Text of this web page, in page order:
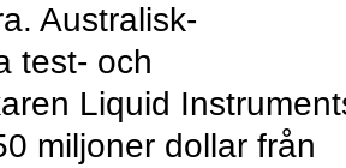
Australisk-
test- och
Liquid
miljoner dollar från